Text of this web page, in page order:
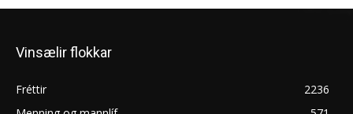
Vinsælir flokkar
Fréttir
2236